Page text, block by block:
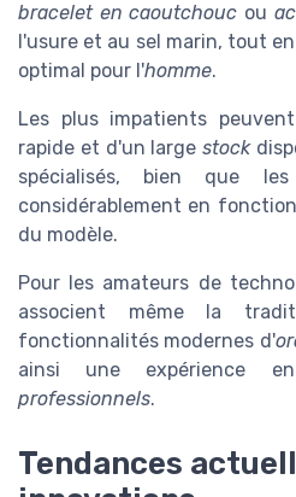
bracelet en caoutchouc ou
l'usure et au sel marin, tout
optimal pour l'homme.
Les plus impatients
rapide et d'un large stock
spécialisés, bien que
considérablement en
du modèle.
Pour les amateurs de
associent même la
fonctionnalités modernes d'
ainsi une expérience
professionnels.
Tendances